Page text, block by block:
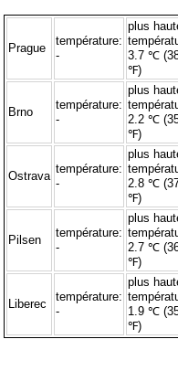
Prague
température:
-
plus
3.7 ℃
℉)
Brno
température:
-
plus
2.2 ℃
℉)
Ostrava
température:
-
plus
2.8 ℃
℉)
Pilsen
température:
-
plus
2.7 ℃
℉)
Liberec
température:
-
plus
1.9 ℃
℉)